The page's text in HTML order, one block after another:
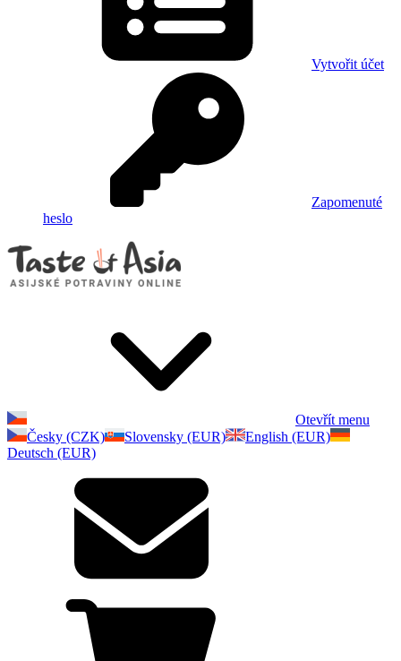
Vytvořit účet
Zapomenuté
heslo
Otevřít menu
Česky (CZK)
Slovensky (EUR)
English (EUR)
Deutsch (EUR)